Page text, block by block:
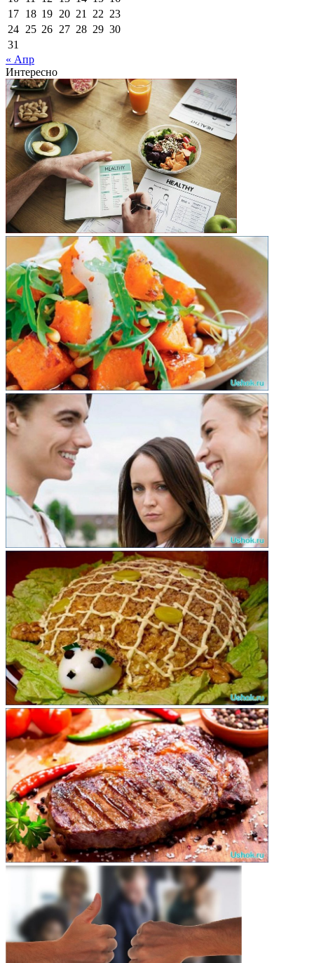
17 18 19 20 21 22 23
24 25 26 27 28 29 30
31
« Апр
Интересно